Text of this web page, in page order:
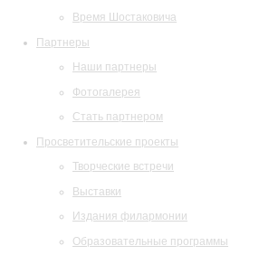
Время Шостаковича
Партнеры
Наши партнеры
Фотогалерея
Стать партнером
Просветительские проекты
Творческие встречи
Выставки
Издания филармонии
Образовательные программы